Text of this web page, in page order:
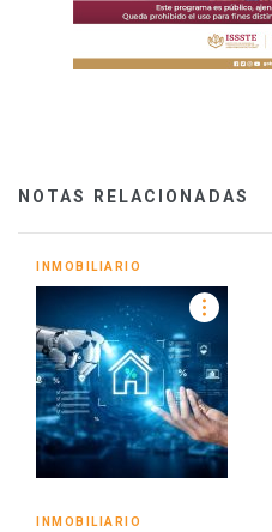
NOTAS RELACIONADAS
INMOBILIARIO
INMOBILIARIO